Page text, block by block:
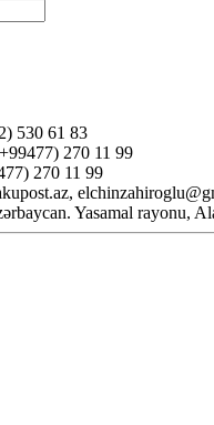
530 61 83
270 11 99
270 11 99
,
Yasamal rayonu,